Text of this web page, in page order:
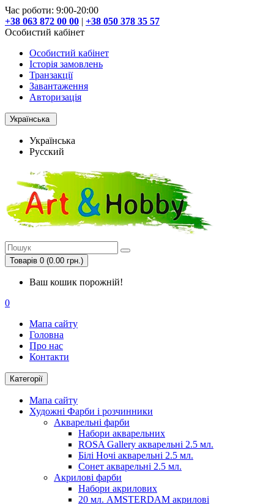
Час роботи: 9:00-20:00
+38 063 872 00 00 | +38 050 378 35 57
Особистий кабінет
Особистий кабінет
Історія замовлень
Транзакції
Завантаження
Авторизація
Українська
Українська
Русский
Товарів 0 (0.00 грн.)
Ваш кошик порожній!
0
Мапа сайту
Головна
Про нас
Контакти
Категорії
Мапа сайту
Художні Фарби і розчинники
Акварельні фарби
Набори акварельних
ROSA Gallery акварельні 2.5 мл.
Білі Ночі акварельні 2.5 мл.
Сонет акварельні 2.5 мл.
Акрилові фарби
Набори акрилових
20 мл. AMSTERDAM акрилові